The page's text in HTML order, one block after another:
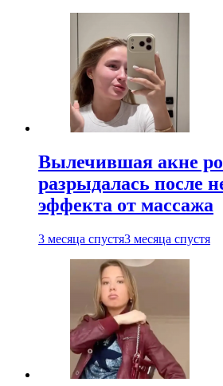
Вылечившая акне
разрыдалась после
эффекта от массажа
3 месяца спустя3 месяца спустя